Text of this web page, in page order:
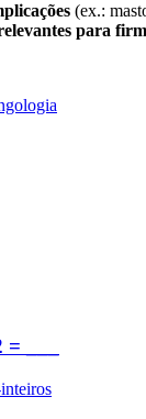
(ex.:
para
___